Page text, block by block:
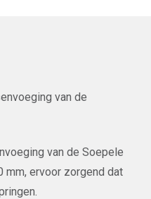
van de
van de Soepele
mm, ervoor zorgend dat